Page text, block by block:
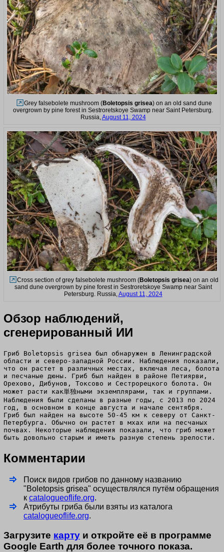
Grey falsebolete mushroom (Boletopsis grisea) on an old sand dune
overgrown by pine forest in Sestroretskoye Swamp near Saint Petersburg.
Russia,August 11, 2024
Cross section of grey falsebolete mushroom (Boletopsis grisea) on an old
sand dune overgrown by pine forest in Sestroretskoye Swamp near Saint
Petersburg. Russia,August 11, 2024
Обзор наблюдений,
сгенерированный ИИ
Гриб Boletopsis grisea был обнаружен в Ленинградской
области и северо-западной России. Наблюдения показали,
что он растет в различных местах, включая леса, болота
и песчаные дюны. Гриб был найден в районе Петиярви,
Орехово, Дибунов, Токсово и Сестрорецкого болота. Он
может расти как単独ными экземплярами, так и группами.
Наблюдения были сделаны в разные годы, с 2013 по 2024
год, в основном в конце августа и начале сентября.
Гриб был найден на высоте 50-45 км к северу от Санкт-
Петербурга. Обычно он растет в мхах или на песчаных
почвах. Некоторые наблюдения показали, что гриб может
быть довольно старым и иметь разную степень зрелости.
Комментарии
Поиск видов грибов по данному названию
"Boletopsis grisea" осуществлялся путём обращения
к catalogueoflife.org.
Атрибуты гриба были взяты из каталога
catalogueoflife.org.
Загрузите карту и откройте её в программе
Google Earth для более точного показа.